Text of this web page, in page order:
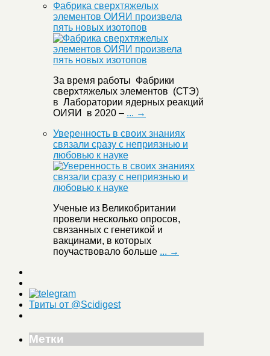
Фабрика сверхтяжелых
элементов ОИЯИ произвела
пять новых изотопов
За время работы Фабрики
сверхтяжелых элементов (СТЭ)
в Лаборатории ядерных реакций
ОИЯИ в 2020 – ... →
Уверенность в своих знаниях
связали сразу с неприязнью и
любовью к науке
Ученые из Великобритании
провели несколько опросов,
связанных с генетикой и
вакцинами, в которых
поучаствовало больше ... →
Твиты от @Scidigest
Метки